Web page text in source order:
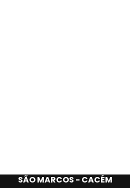
SÃO MARCOS - CACÉM